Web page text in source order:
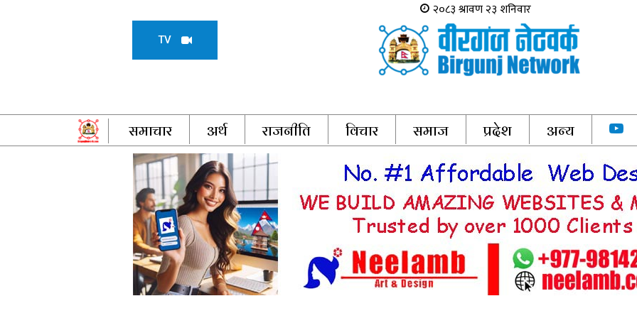
TV
समाचार अर्थ राजनीति विचार समाज प्रदेश अन्य